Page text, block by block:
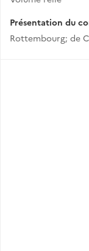
Présentation du
Rottembourg; de